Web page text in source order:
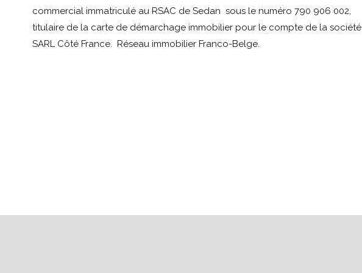
commercial immatriculé au RSAC de Sedan sous le numéro 790 906 002,
titulaire de la carte de démarchage immobilier pour le compte de la société
SARL Côté France. Réseau immobilier Franco-Belge.